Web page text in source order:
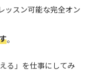
ッスン可能な完全オン
。
る」を仕事にしてみ